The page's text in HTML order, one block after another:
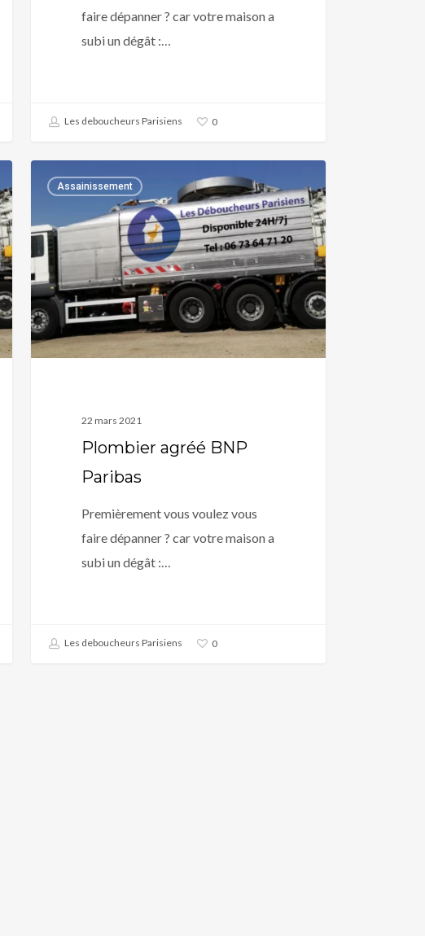
faire dépanner ? car votre maison a
subi un dégât :…
Les deboucheurs Parisiens 0
agréé
BNP
Paribas
Assainissement
22 mars 2021
Plombier agréé BNP
Paribas
Premièrement vous voulez vous
faire dépanner ? car votre maison a
subi un dégât :…
Les deboucheurs Parisiens 0